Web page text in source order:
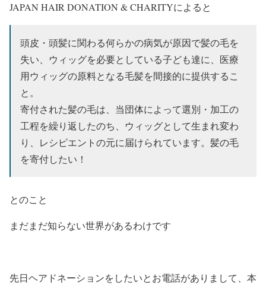
JAPAN HAIR DONATION & CHARITYによると
頭皮・頭髪に関わる何らかの病気が原因で髪の毛を
失い、ウィッグを必要としている子ども達に、医療
用ウィッグの原料となる毛髪を間接的に提供するこ
と。
寄付された髪の毛は、当団体によって選別・加工の
工程を繰り返したのち、ウィッグとして生まれ変わ
り、レシピエントの元に届けられています。髪の毛
を寄付したい！
とのこと
まだまだ知らない世界があるわけです
先日ヘアドネーションをしたいとお電話がありまして、本